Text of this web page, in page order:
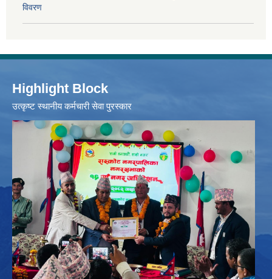
विवरण
Highlight Block
उत्‍कृष्ट स्थानीय कर्मचारी सेवा पुरस्कार